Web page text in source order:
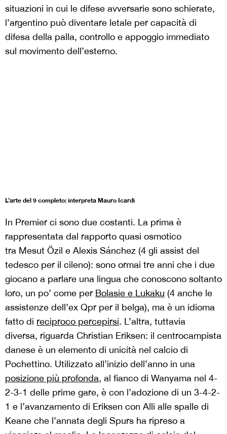
situazioni in cui le difese avversarie sono schierate,
l’argentino può diventare letale per capacità di
difesa della palla, controllo e appoggio immediato
sul movimento dell’esterno.
L’arte del 9 completo: interpreta Mauro Icardi
In Premier ci sono due costanti. La prima è
rappresentata dal rapporto quasi osmotico
tra Mesut Özil e Alexis Sánchez (4 gli assist del
tedesco per il cileno): sono ormai tre anni che i due
giocano a parlare una lingua che conoscono soltanto
loro, un po’ come per Bolasie e Lukaku (4 anche le
assistenze dell’ex Qpr per il belga), ma è un idioma
fatto di reciproco percepirsi. L’altra, tuttavia
diversa, riguarda Christian Eriksen: il centrocampista
danese è un elemento di unicità nel calcio di
Pochettino. Utilizzato all’inizio dell’anno in una
posizione più profonda, al fianco di Wanyama nel 4-
2-3-1 delle prime gare, è con l’adozione di un 3-4-2-
1 e l’avanzamento di Eriksen con Alli alle spalle di
Keane che l’annata degli Spurs ha ripreso a